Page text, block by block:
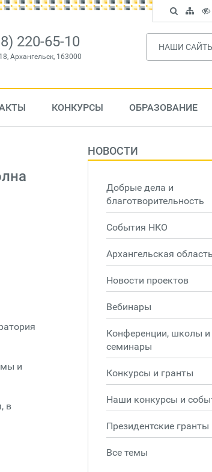
220-65-10
Архангельск, 163000
НАШИ
КОНКУРСЫ ОБРАЗОВАНИЕ
и
в
НОВОСТИ
Добрые дела и
благотворительность
События НКО
Архангельская область
Новости проектов
Вебинары
Конференции, школы и
семинары
Конкурсы и гранты
Наши конкурсы и
Президентские гранты
Все темы
Поиск
по
сайту
Карта